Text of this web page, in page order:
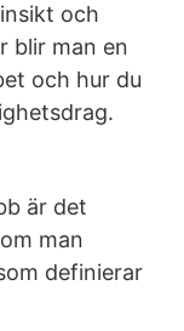
och
blir man en
och hur du
är det
man
definierar